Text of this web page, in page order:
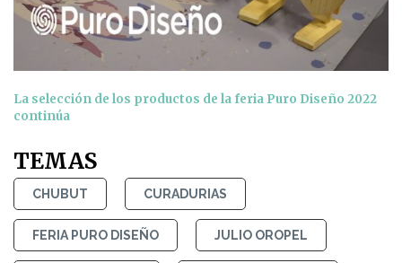
La selección de los productos de la feria Puro Diseño 2022
continúa
TEMAS
CHUBUT CURADURIAS
FERIA PURO DISEÑO JULIO OROPEL